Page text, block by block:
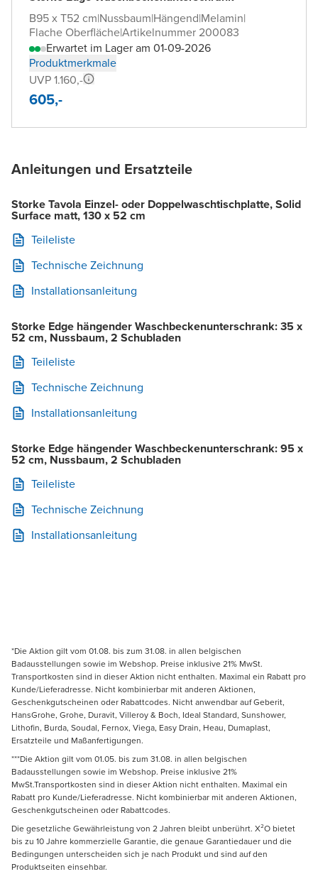
B95 x T52 cm|Nussbaum|Hängend|Melamin|
Flache Oberfläche|Artikelnummer 200083
Erwartet im Lager am 01-09-2026
Produktmerkmale
UVP 1.160,-
605,-
Anleitungen und Ersatzteile
Storke Tavola Einzel- oder Doppelwaschtischplatte, Solid
Surface matt, 130 x 52 cm
Teileliste
Technische Zeichnung
Installationsanleitung
Storke Edge hängender Waschbeckenunterschrank: 35 x
52 cm, Nussbaum, 2 Schubladen
Teileliste
Technische Zeichnung
Installationsanleitung
Storke Edge hängender Waschbeckenunterschrank: 95 x
52 cm, Nussbaum, 2 Schubladen
Teileliste
Technische Zeichnung
Installationsanleitung
*Die Aktion gilt vom 01.08. bis zum 31.08. in allen belgischen
Badausstellungen sowie im Webshop. Preise inklusive 21% MwSt.
Transportkosten sind in dieser Aktion nicht enthalten. Maximal ein Rabatt pro
Kunde/Lieferadresse. Nicht kombinierbar mit anderen Aktionen,
Geschenkgutscheinen oder Rabattcodes. Nicht anwendbar auf Geberit,
HansGrohe, Grohe, Duravit, Villeroy & Boch, Ideal Standard, Sunshower,
Lithofin, Burda, Soudal, Fernox, Viega, Easy Drain, Heau, Dumaplast,
Ersatzteile und Maßanfertigungen.
***Die Aktion gilt vom 01.05. bis zum 31.08. in allen belgischen
Badausstellungen sowie im Webshop. Preise inklusive 21%
MwSt.Transportkosten sind in dieser Aktion nicht enthalten. Maximal ein
Rabatt pro Kunde/Lieferadresse. Nicht kombinierbar mit anderen Aktionen,
Geschenkgutscheinen oder Rabattcodes.
Die gesetzliche Gewährleistung von 2 Jahren bleibt unberührt. X²O bietet
bis zu 10 Jahre kommerzielle Garantie, die genaue Garantiedauer und die
Bedingungen unterscheiden sich je nach Produkt und sind auf den
Produktseiten einsehbar.